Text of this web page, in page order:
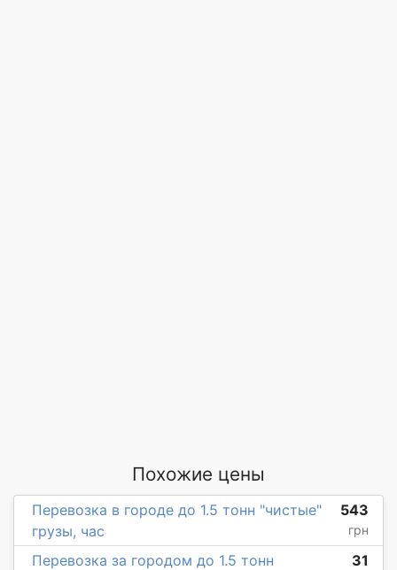
Похожие цены
Перевозка в городе до 1.5 тонн "чистые"
грузы, час
543
грн
Перевозка за городом до 1.5 тонн
31